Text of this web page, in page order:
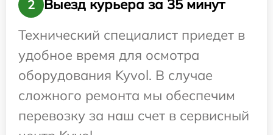
2
Выезд курьера за 35 минут
Технический специалист приедет в
удобное время для осмотра
оборудования Kyvol. В случае
сложного ремонта мы обеспечим
перевозку за наш счет в сервисный